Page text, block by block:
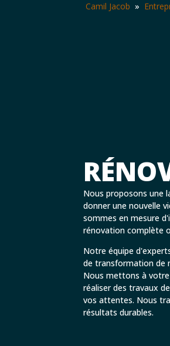
Camil Jacob »
Nous proposons une
donner une nouvelle
sommes en mesure
rénovation complète
Notre équipe
de transformation de
Nous mettons à
réaliser des travaux
vos attentes. Nous
résultats durables.